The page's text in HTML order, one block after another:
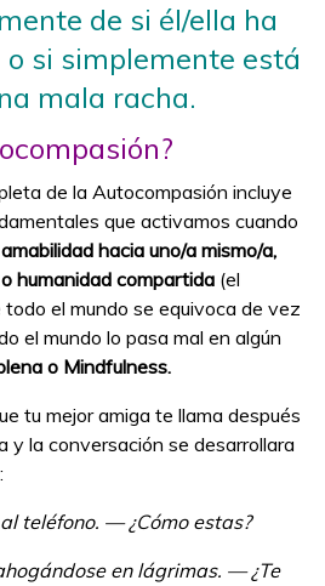
de si él/ella ha
si simplemente está
mala racha.
de la Autocompasión incluye
que activamos cuando
amabilidad hacia uno/a mismo/a,
humanidad compartida (el
el mundo se equivoca de vez
el mundo lo pasa mal en algún
o Mindfulness.
tu mejor amiga te llama después
y la conversación se desarrollara
teléfono. — ¿Cómo estas?
en lágrimas. — ¿Te